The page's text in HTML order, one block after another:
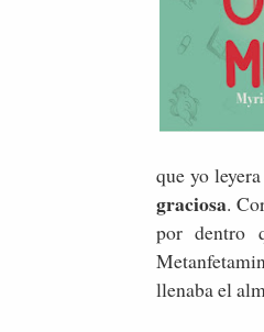
que yo
graciosa.
por dentro
llenaba el